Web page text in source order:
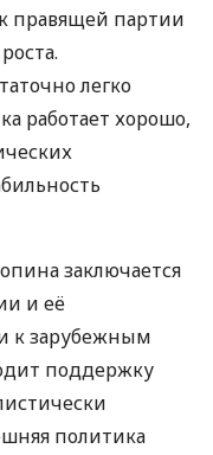
правящей партии
легко
работает хорошо,
заключается
и её
к зарубежным
поддержку
политика